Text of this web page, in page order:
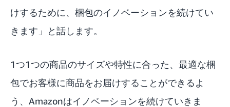
けするために、梱包のイノベーションを続けてい
きます」と話します。
1つ1つの商品のサイズや特性に合った、最適な梱
包でお客様に商品をお届けすることができるよ
う、Amazonはイノベーションを続けていきま